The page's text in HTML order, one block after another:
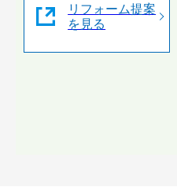
リフォーム提案
を見る